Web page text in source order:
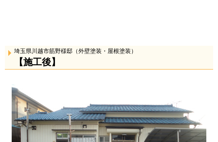
埼玉県川越市筋野様邸（外壁塗装・屋根塗装）
【施工後】